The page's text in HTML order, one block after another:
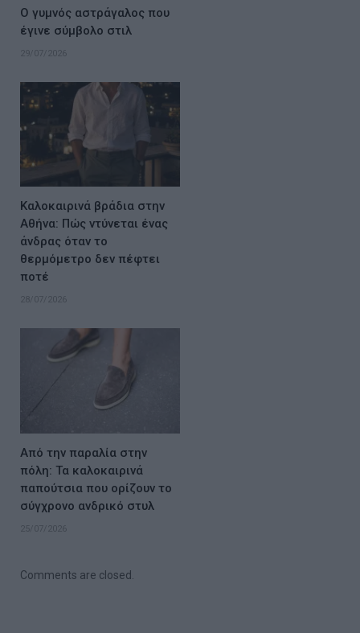
Ο γυμνός αστράγαλος που
έγινε σύμβολο στιλ
29/07/2026
Καλοκαιρινά βράδια στην
Αθήνα: Πώς ντύνεται ένας
άνδρας όταν το
θερμόμετρο δεν πέφτει
ποτέ
28/07/2026
Από την παραλία στην
πόλη: Τα καλοκαιρινά
παπούτσια που ορίζουν το
σύγχρονο ανδρικό στυλ
25/07/2026
Comments are closed.